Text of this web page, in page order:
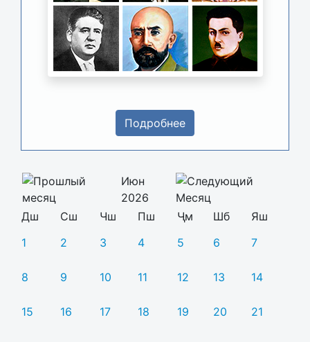
Подробнее
Июн
2026
Дш
Сш Чш Пш Ҷм Шб
Яш
1
2 3 4 5 6 7
8 9 10 11 12 13 14
15 16 17 18 19 20 21